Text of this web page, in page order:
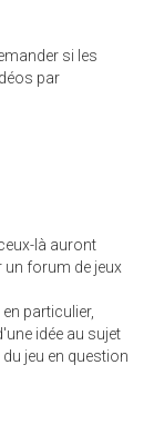
si les
par
là auront
forum de jeux
particulier,
idée au sujet
jeu en question